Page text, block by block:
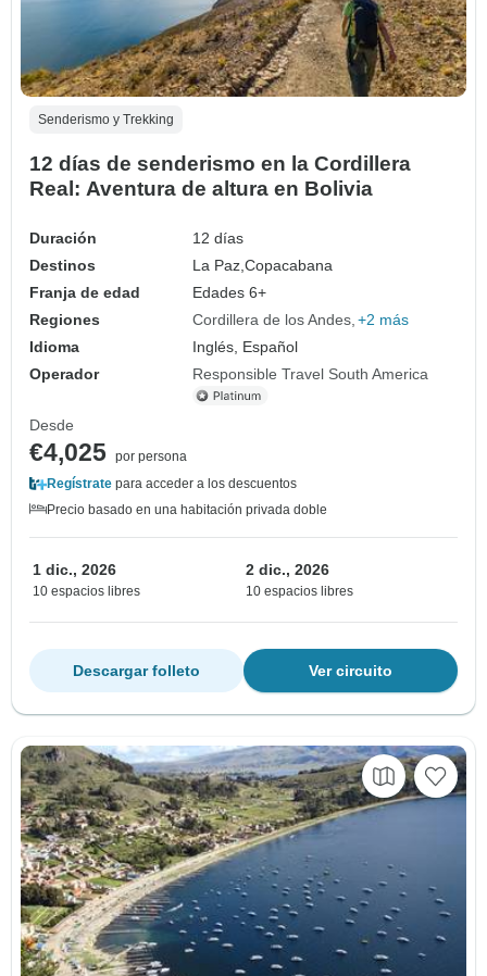
Senderismo y Trekking
12 días de senderismo en la Cordillera
Real: Aventura de altura en Bolivia
Duración
12 días
Destinos
La Paz,Copacabana
Franja de edad
Edades 6+
Regiones
Cordillera de los Andes +2 más
Idioma
Inglés, Español
Operador
Responsible Travel South America
Desde
€4,025 por persona
Regístrate para acceder a los descuentos
Precio basado en una habitación privada doble
1 dic., 2026
10 espacios libres
2 dic., 2026
10 espacios libres
Ver circuito
Descargar folleto